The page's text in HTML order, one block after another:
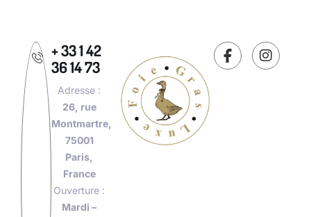
+ 33 1 42
36 14 73
Adresse :
26, rue
Montmartre,
75001
Paris,
France
Ouverture :
Mardi –